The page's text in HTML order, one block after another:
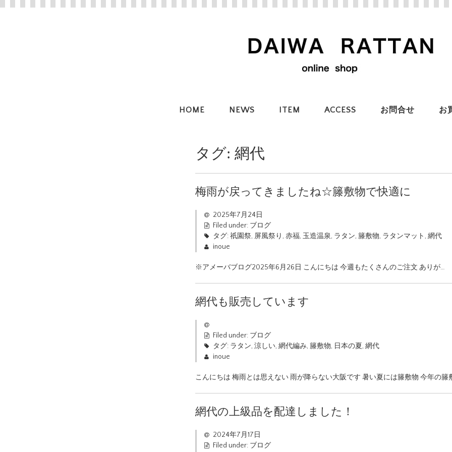
HOME NEWS ITEM ACCESS お問合せ お
タグ: 網代
梅雨が戻ってきましたね☆籐敷物で快適に
2025年7月24日
Filed under: ブログ
タグ:祇園祭, 屏風祭り , 赤福, 玉造温泉, ラタン, 籐敷物, ラタンマット , 網代
inoue
※アメーバブログ2025年6月26日 こんにちは 今週もたくさんのご注文 ありが…
網代も販売しています
Filed under: ブログ
タグ: ラタン, 涼しい, 網代編み, 籐敷物, 日本の夏, 網代
inoue
こんにちは 梅雨とは思えない 雨が降らない大阪です 暑い夏には籐敷物 今年の籐
網代の上級品を配達しました！
2024年7月17日
Filed under: ブログ